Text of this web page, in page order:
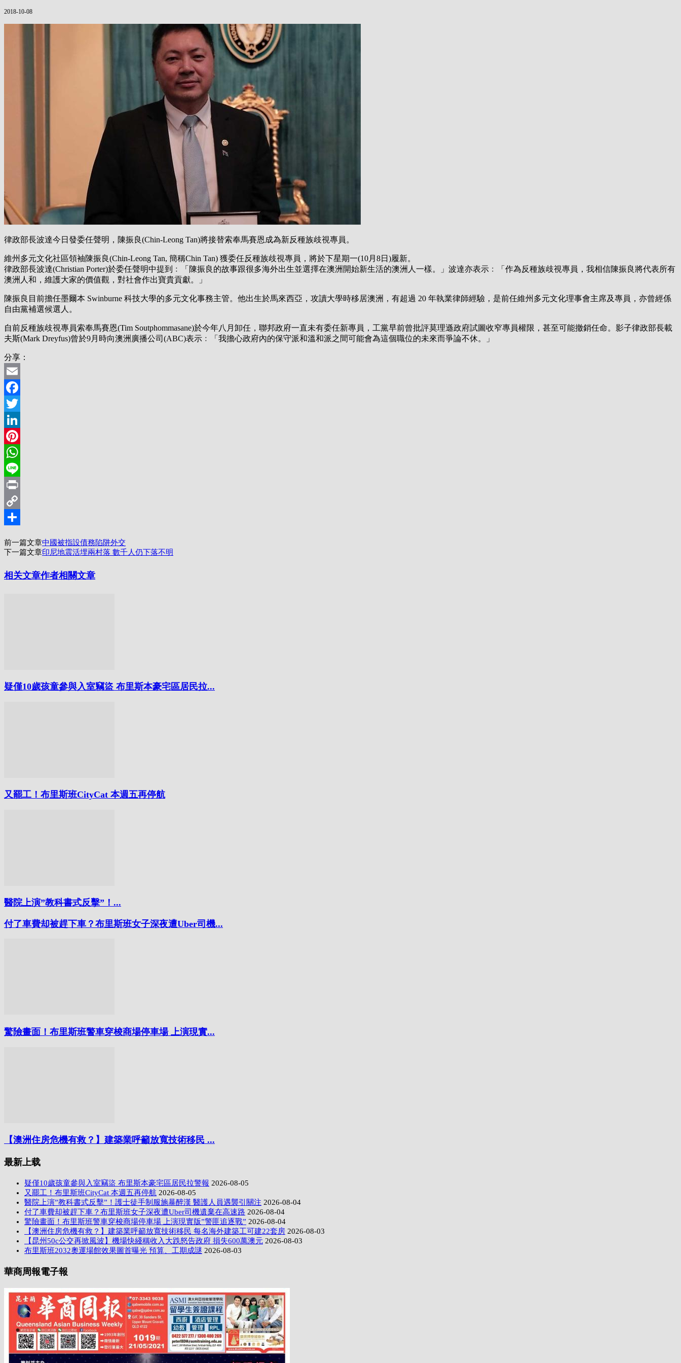
2018-10-08
律政部長波達今日發委任聲明，陳振良(Chin-Leong Tan)將接替索奉馬賽恩成為新反種族歧視專員。
維州多元文化社區領袖陳振良(Chin-Leong Tan, 簡稱Chin Tan) 獲委任反種族歧視專員，將於下星期一(10月8日)履新。
律政部長波達(Christian Porter)於委任聲明中提到﹕「陳振良的故事跟很多海外出生並選擇在澳洲開始新生活的澳洲人一樣。」波達亦表示﹕「作為反種族歧視專員，我相信陳振良將代表所有
澳洲人和，維護大家的價值觀，對社會作出寶貴貢獻。」
陳振良目前擔任墨爾本 Swinburne 科技大學的多元文化事務主管。他出生於馬來西亞，攻讀大學時移居澳洲，有超過 20 年執業律師經驗，是前任維州多元文化理事會主席及專員，亦曾經係
自由黨補選候選人。
自前反種族歧視專員索奉馬賽恩(Tim Soutphommasane)於今年八月卸任，聯邦政府一直未有委任新專員，工黨早前曾批評莫理遜政府試圖收窄專員權限，甚至可能撤銷任命。影子律政部長載
夫斯(Mark Dreyfus)曾於9月時向澳洲廣播公司(ABC)表示﹕「我擔心政府內的保守派和溫和派之間可能會為這個職位的未來而爭論不休。」
分享：
Email
Facebook
Twitter
LinkedIn
Pinterest
WhatsApp
Line
Print
Copy
享
前一篇文章中國被指設債務陷阱外交
下一篇文章印尼地震活埋兩村落 數千人仍下落不明
相关文章作者相關文章
疑僅10歲孩童參與入室竊盜 布里斯本豪宅區居民拉...
又罷工！布里斯班CityCat 本週五再停航
醫院上演”教科書式反擊”！...
付了車費却被趕下車？布里斯班女子深夜遭Uber司機...
驚險畫面！布里斯班警車穿梭商場停車場 上演現實...
【澳洲住房危機有救？】建築業呼籲放寬技術移民 ...
最新上载
疑僅10歲孩童參與入室竊盜 布里斯本豪宅區居民拉警報 2026-08-05
又罷工！布里斯班CityCat 本週五再停航 2026-08-05
醫院上演”教科書式反擊”！護士徒手制服施暴醉漢 醫護人員遇襲引關注 2026-08-04
付了車費却被趕下車？布里斯班女子深夜遭Uber司機遺棄在高速路 2026-08-04
驚險畫面！布里斯班警車穿梭商場停車場 上演現實版”警匪追逐戰” 2026-08-04
【澳洲住房危機有救？】建築業呼籲放寬技術移民 每名海外建築工可建22套房 2026-08-03
【昆州50c公交再掀風波】機場快綫稱收入大跌怒告政府 損失600萬澳元 2026-08-03
布里斯班2032奧運場館效果圖首曝光 預算、工期成謎 2026-08-03
華商周報電子報